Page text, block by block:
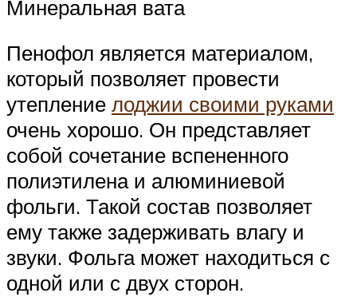
Минеральная вата
Пенофол является материалом,
который позволяет провести
утепление лоджии своими руками
очень хорошо. Он представляет
собой сочетание вспененного
полиэтилена и алюминиевой
фольги. Такой состав позволяет
ему также задерживать влагу и
звуки. Фольга может находиться с
одной или с двух сторон.